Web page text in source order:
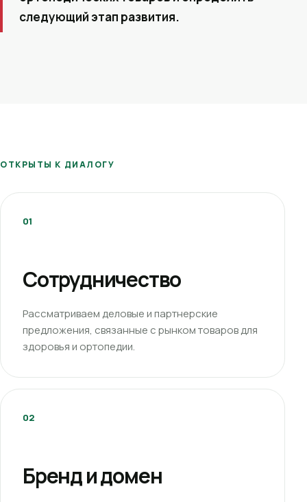
следующий этап развития.
ОТКРЫТЫ К ДИАЛОГУ
01
Сотрудничество
Рассматриваем деловые и партнерские
предложения, связанные с рынком товаров для
здоровья и ортопедии.
02
Бренд и домен